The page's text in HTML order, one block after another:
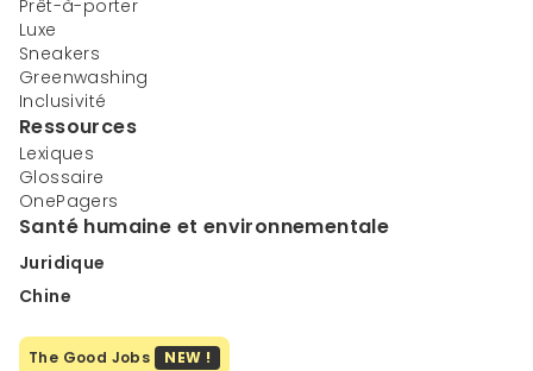
Prêt-à-porter
Luxe
Sneakers
Greenwashing
Inclusivité
Ressources
Lexiques
Glossaire
OnePagers
Santé humaine et environnementale
Juridique
Chine
The Good Jobs NEW !